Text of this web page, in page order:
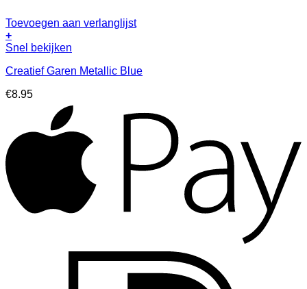
Toevoegen aan verlanglijst
+
Snel bekijken
Creatief Garen Metallic Blue
€8.95